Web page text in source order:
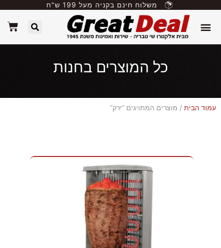
משלוח חינם בקניה מעל 199 ש"ח
כל המוצרים בחנות
עמוד הבית / מוצרים המתויגים “ירק”